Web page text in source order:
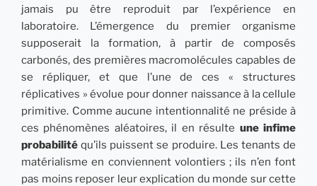
jamais pu être reproduit par l’expérience en
laboratoire. L’émergence du premier organisme
supposerait la formation, à partir de composés
carbonés, des premières macromolécules capables de
se répliquer, et que l’une de ces « structures
réplicatives » évolue pour donner naissance à la cellule
primitive. Comme aucune intentionnalité ne préside à
ces phénomènes aléatoires, il en résulte une infime
probabilité qu’ils puissent se produire. Les tenants de
matérialisme en conviennent volontiers ; ils n’en font
pas moins reposer leur explication du monde sur cette